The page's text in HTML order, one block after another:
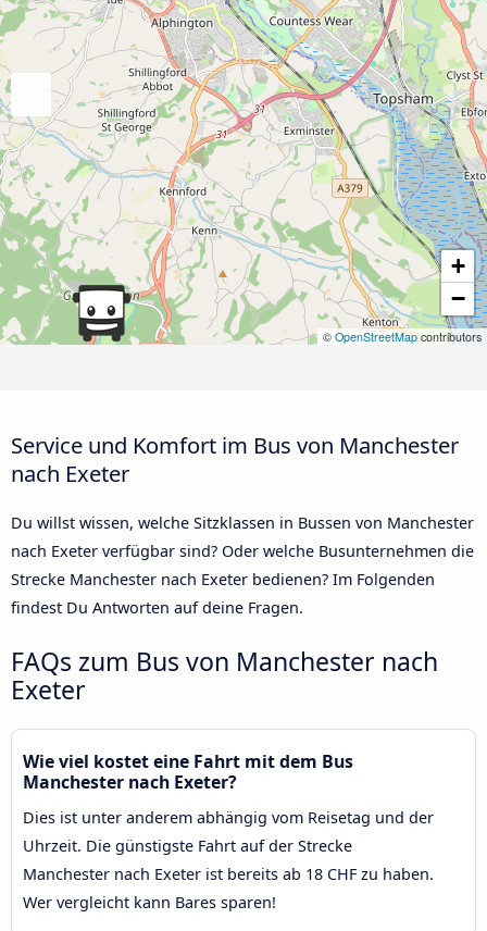
+
−
© OpenStreetMapcontributors
Service und Komfort im Bus von Manchester
nach Exeter
Du willst wissen, welche Sitzklassen in Bussen von Manchester
nach Exeter verfügbar sind? Oder welche Busunternehmen die
Strecke Manchester nach Exeter bedienen? Im Folgenden
findest Du Antworten auf deine Fragen.
FAQs zum Bus von Manchester nach
Exeter
Wie viel kostet eine Fahrt mit dem Bus
Manchester nach Exeter?
Dies ist unter anderem abhängig vom Reisetag und der
Uhrzeit. Die günstigste Fahrt auf der Strecke
Manchester nach Exeter ist bereits ab 18 CHF zu haben.
Wer vergleicht kann Bares sparen!